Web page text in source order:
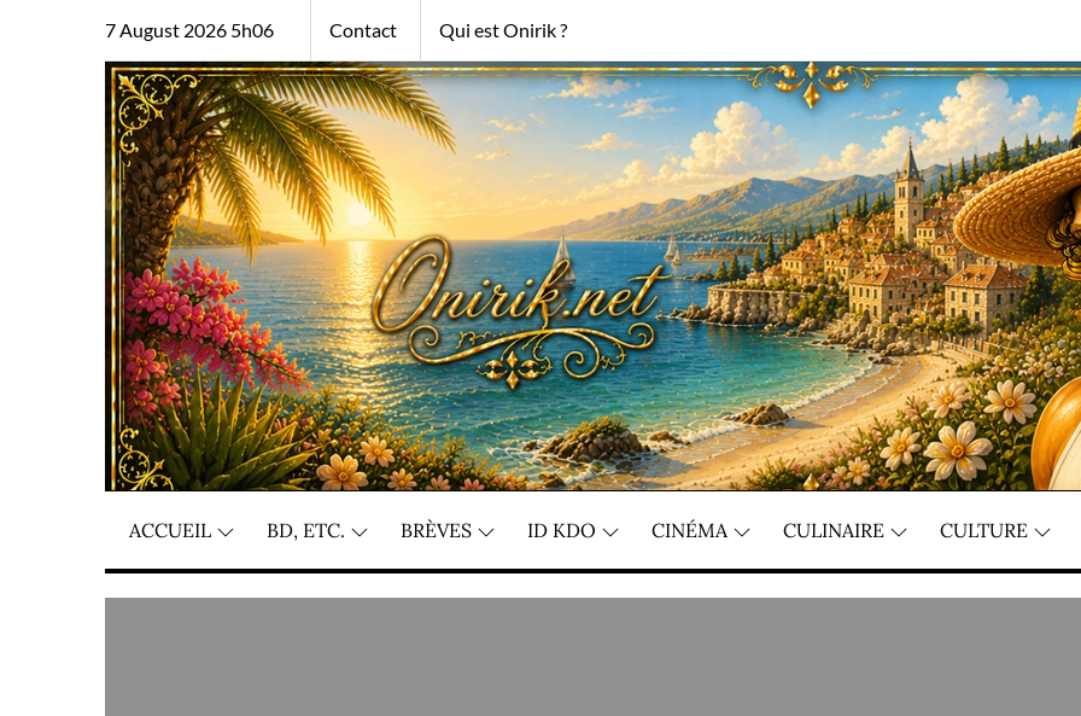
7 August 2026 5h06 Contact Qui est Onirik ?
ACCUEIL BD, ETC. BRÈVES ID KDO CINÉMA CULINAIRE CULTURE